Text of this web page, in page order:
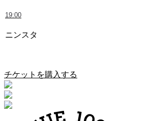
19:00
ニンスタ
チケットを購入する